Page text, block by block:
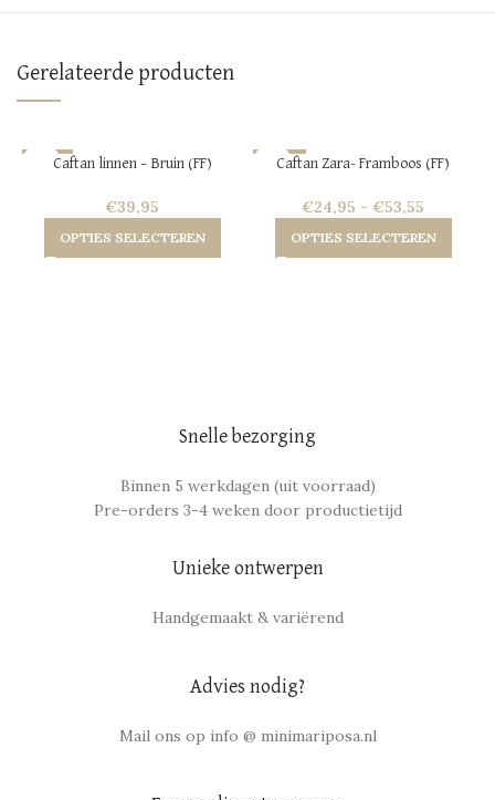
Gerelateerde producten
-27%Caftan linnen – Bruin (FF)
€39,95
OPTIES SELECTEREN
-60%
Caftan Zara- Framboos (FF)
€24,95 - €53,55
OPTIES SELECTEREN
Snelle bezorging
Binnen 5 werkdagen (uit voorraad)
Pre-orders 3-4 weken door productietijd
Unieke ontwerpen
Handgemaakt & variërend
Advies nodig?
Mail ons op info @ minimariposa.nl